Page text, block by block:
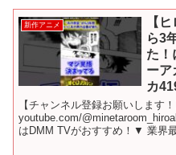
新作アニメ
【
ら3
た！
ーア
カ
【チャンネル登録お願いします！
youtube.com/
はDMM TVがおすすめ！▼ 業界